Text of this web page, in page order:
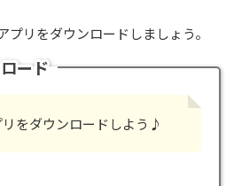
プリをダウンロードしましょう。
ード
をダウンロードしよう♪